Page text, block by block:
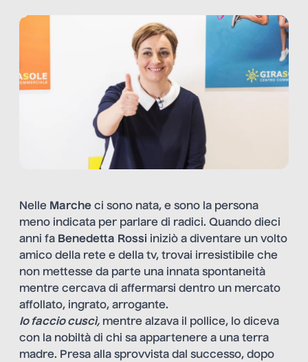
Nelle Marche ci sono nata, e sono la persona
meno indicata per parlare di radici. Quando dieci
anni fa Benedetta Rossi iniziò a diventare un volto
amico della rete e della tv, trovai irresistibile che
non mettesse da parte una innata spontaneità
mentre cercava di affermarsi dentro un mercato
affollato, ingrato, arrogante.
Io faccio cuscì, mentre alzava il pollice, lo diceva
con la nobiltà di chi sa appartenere a una terra
madre. Presa alla sprovvista dal successo, dopo